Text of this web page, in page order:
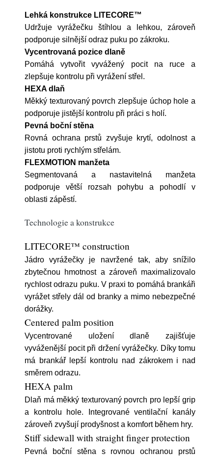
Lehká konstrukce LITECORE™
Udržuje vyrážečku štíhlou a lehkou, zároveň
podporuje silnější odraz puku po zákroku.
Vycentrovaná pozice dlaně
Pomáhá vytvořit vyvážený pocit na ruce a
zlepšuje kontrolu při vyrážení střel.
HEXA dlaň
Měkký texturovaný povrch zlepšuje úchop hole a
podporuje jistější kontrolu při práci s holí.
Pevná boční stěna
Rovná ochrana prstů zvyšuje krytí, odolnost a
jistotu proti rychlým střelám.
FLEXMOTION manžeta
Segmentovaná a nastavitelná manžeta
podporuje větší rozsah pohybu a pohodlí v
oblasti zápěstí.
Technologie a konstrukce
LITECORE™ construction
Jádro vyrážečky je navržené tak, aby snížilo
zbytečnou hmotnost a zároveň maximalizovalo
rychlost odrazu puku. V praxi to pomáhá brankáři
vyrážet střely dál od branky a mimo nebezpečné
dorážky.
Centered palm position
Vycentrované uložení dlaně zajišťuje
vyváženější pocit při držení vyrážečky. Díky tomu
má brankář lepší kontrolu nad zákrokem i nad
směrem odrazu.
HEXA palm
Dlaň má měkký texturovaný povrch pro lepší grip
a kontrolu hole. Integrované ventilační kanály
zároveň zvyšují prodyšnost a komfort během hry.
Stiff sidewall with straight finger protection
Pevná boční stěna s rovnou ochranou prstů